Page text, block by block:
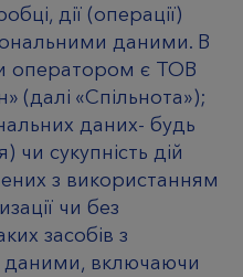
дії (операції)
даними. В
оператором є ТОВ
(далі «Спільнота»);
даних- будь
чи сукупність дій
з використанням
чи без
засобів з
включаючи